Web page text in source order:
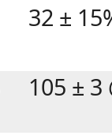
32 ±
105 ± 3